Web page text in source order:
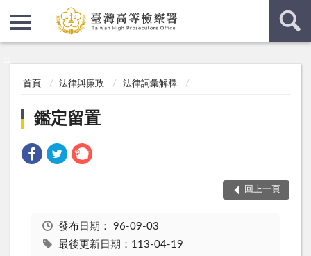
首頁 法律與廉政 法律詞彙解釋
鑑定留置
回上一頁
發布日期： 96-09-03
最後更新日期：113-04-19